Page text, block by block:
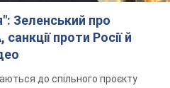
Зеленський про
проти Росії й
до спільного проєкту